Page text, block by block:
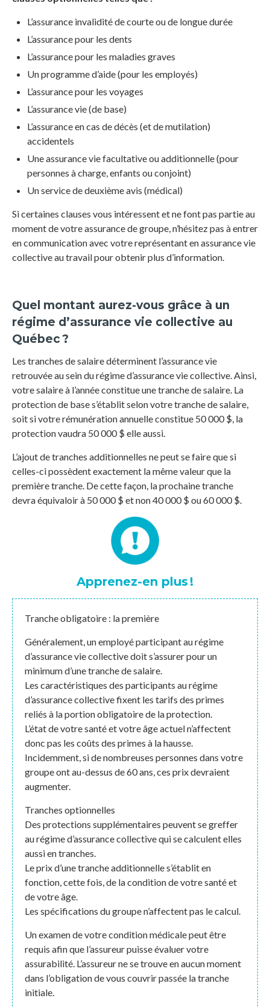
L’assurance invalidité de courte ou de longue durée
L’assurance pour les dents
L’assurance pour les maladies graves
Un programme d’aide (pour les employés)
L’assurance pour les voyages
L’assurance vie (de base)
L’assurance en cas de décès (et de mutilation)
accidentels
Une assurance vie facultative ou additionnelle (pour
personnes à charge, enfants ou conjoint)
Un service de deuxième avis (médical)
Si certaines clauses vous intéressent et ne font pas partie au
moment de votre assurance de groupe, n’hésitez pas à entrer
en communication avec votre représentant en assurance vie
collective au travail pour obtenir plus d’information.
Quel montant aurez-vous grâce à un
régime d’assurance vie collective au
Québec ?
Les tranches de salaire déterminent l’assurance vie
retrouvée au sein du régime d’assurance vie collective. Ainsi,
votre salaire à l’année constitue une tranche de salaire. La
protection de base s’établit selon votre tranche de salaire,
soit si votre rémunération annuelle constitue 50 000 $, la
protection vaudra 50 000 $ elle aussi.
L’ajout de tranches additionnelles ne peut se faire que si
celles-ci possèdent exactement la même valeur que la
première tranche. De cette façon, la prochaine tranche
devra équivaloir à 50 000 $ et non 40 000 $ ou 60 000 $.
Apprenez-en plus !
Tranche obligatoire : la première
Généralement, un employé participant au régime
d’assurance vie collective doit s’assurer pour un
minimum d’une tranche de salaire.
Les caractéristiques des participants au régime
d’assurance collective fixent les tarifs des primes
reliés à la portion obligatoire de la protection.
L’état de votre santé et votre âge actuel n’affectent
donc pas les coûts des primes à la hausse.
Incidemment, si de nombreuses personnes dans votre
groupe ont au-dessus de 60 ans, ces prix devraient
augmenter.
Tranches optionnelles
Des protections supplémentaires peuvent se greffer
au régime d’assurance collective qui se calculent elles
aussi en tranches.
Le prix d’une tranche additionnelle s’établit en
fonction, cette fois, de la condition de votre santé et
de votre âge.
Les spécifications du groupe n’affectent pas le calcul.
Un examen de votre condition médicale peut être
requis afin que l’assureur puisse évaluer votre
assurabilité. L’assureur ne se trouve en aucun moment
dans l’obligation de vous couvrir passée la tranche
initiale.